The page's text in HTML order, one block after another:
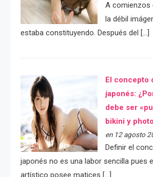
A comienzos
la débil
estaba constituyendo. Después del […]
El concepto
japonés:
debe ser
bikini y
en 12 agosto
Definir el
japonés no es una labor sencilla pues
artístico posee matices […]